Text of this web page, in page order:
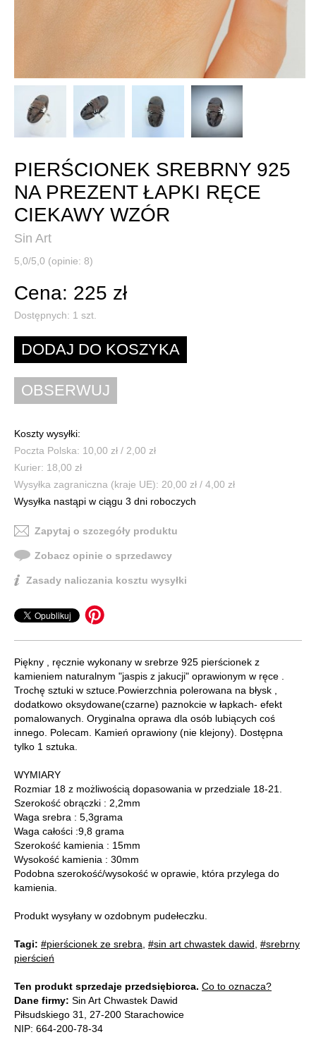
PIERŚCIONEK SREBRNY 925
NA PREZENT ŁAPKI RĘCE
CIEKAWY WZÓR
Sin Art
5,0/5,0 (opinie: 8)
Cena: 225 zł
Dostępnych: 1 szt.
Koszty wysyłki:
Poczta Polska: 10,00 zł / 2,00 zł
Kurier: 18,00 zł
Wysyłka zagraniczna (kraje UE): 20,00 zł / 4,00 zł
Wysyłka nastąpi w ciągu 3 dni roboczych
Zapytaj o szczegóły produktu
Zobacz opinie o sprzedawcy
Zasady naliczania kosztu wysyłki
Piękny , ręcznie wykonany w srebrze 925 pierścionek z
kamieniem naturalnym "jaspis z jakucji" oprawionym w ręce .
Trochę sztuki w sztuce.Powierzchnia polerowana na błysk ,
dodatkowo oksydowane(czarne) paznokcie w łapkach- efekt
pomalowanych. Oryginalna oprawa dla osób lubiących coś
innego. Polecam. Kamień oprawiony (nie klejony). Dostępna
tylko 1 sztuka.
WYMIARY
Rozmiar 18 z możliwością dopasowania w przedziale 18-21.
Szerokość obrączki : 2,2mm
Waga srebra : 5,3grama
Waga całości :9,8 grama
Szerokość kamienia : 15mm
Wysokość kamienia : 30mm
Podobna szerokość/wysokość w oprawie, która przylega do
kamienia.
Produkt wysyłany w ozdobnym pudełeczku.
Tagi: #pierścionek ze srebra #sin art chwastek dawid #srebrny
pierścień
Ten produkt sprzedaje przedsiębiorca. Co to oznacza?
Dane firmy: Sin Art Chwastek Dawid
Piłsudskiego 31, 27-200 Starachowice
NIP: 664-200-78-34